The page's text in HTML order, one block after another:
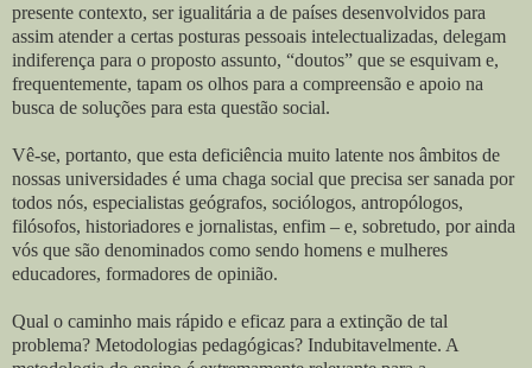
presente contexto, ser igualitária a de países desenvolvidos para
assim atender a certas posturas pessoais intelectualizadas, delegam
indiferença para o proposto assunto, “doutos” que se esquivam e,
frequentemente, tapam os olhos para a compreensão e apoio na
busca de soluções para esta questão social.
Vê-se, portanto, que esta deficiência muito latente nos âmbitos de
nossas universidades é uma chaga social que precisa ser sanada por
todos nós, especialistas geógrafos, sociólogos, antropólogos,
filósofos, historiadores e jornalistas, enfim – e, sobretudo, por ainda
vós que são denominados como sendo homens e mulheres
educadores, formadores de opinião.
Qual o caminho mais rápido e eficaz para a extinção de tal
problema? Metodologias pedagógicas? Indubitavelmente. A